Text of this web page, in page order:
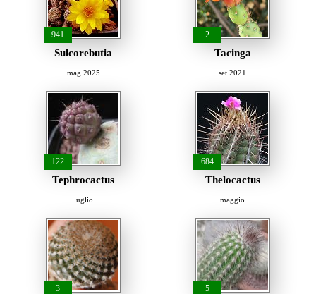
941
Sulcorebutia
mag 2025
2
Tacinga
set 2021
122
Tephrocactus
luglio
684
Thelocactus
maggio
3 5